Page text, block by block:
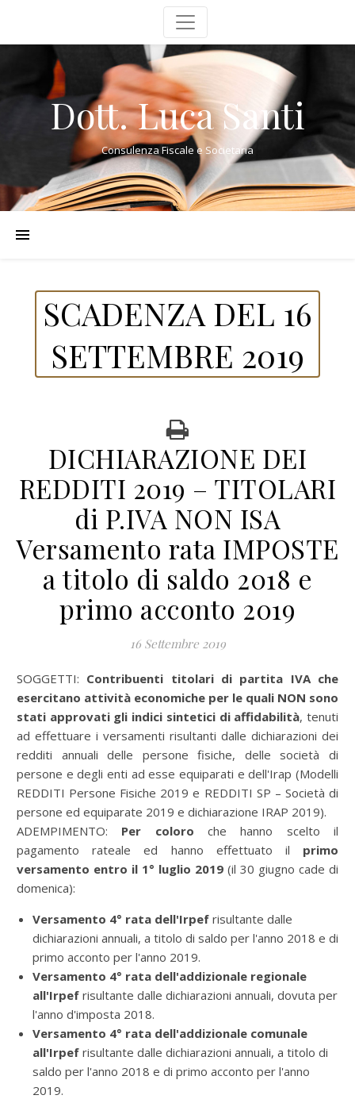
Dott. Luca Santi
Consulenza Fiscale e Societaria
SCADENZA DEL 16
SETTEMBRE 2019
DICHIARAZIONE DEI
REDDITI 2019 – TITOLARI
di P.IVA NON ISA
Versamento rata IMPOSTE
a titolo di saldo 2018 e
primo acconto 2019
16 Settembre 2019
SOGGETTI: Contribuenti titolari di partita IVA che
esercitano attività economiche per le quali NON sono
stati approvati gli indici sintetici di affidabilità, tenuti
ad effettuare i versamenti risultanti dalle dichiarazioni dei
redditi annuali delle persone fisiche, delle società di
persone e degli enti ad esse equiparati e dell'Irap (Modelli
REDDITI Persone Fisiche 2019 e REDDITI SP – Società di
persone ed equiparate 2019 e dichiarazione IRAP 2019).
ADEMPIMENTO: Per coloro che hanno scelto il
pagamento rateale ed hanno effettuato il primo
versamento entro il 1° luglio 2019 (il 30 giugno cade di
domenica):
Versamento 4° rata dell'Irpef risultante dalle
dichiarazioni annuali, a titolo di saldo per l'anno 2018 e di
primo acconto per l'anno 2019.
Versamento 4° rata dell'addizionale regionale
all'Irpef risultante dalle dichiarazioni annuali, dovuta per
l'anno d'imposta 2018.
Versamento 4° rata dell'addizionale comunale
all'Irpef risultante dalle dichiarazioni annuali, a titolo di
saldo per l'anno 2018 e di primo acconto per l'anno
2019.